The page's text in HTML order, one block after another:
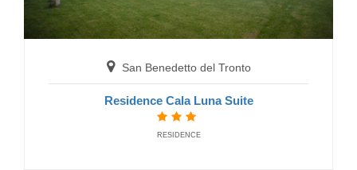
San Benedetto del Tronto
RESIDENCE
San Benedetto del Tronto
Residence Cala Luna Suite
RESIDENCE